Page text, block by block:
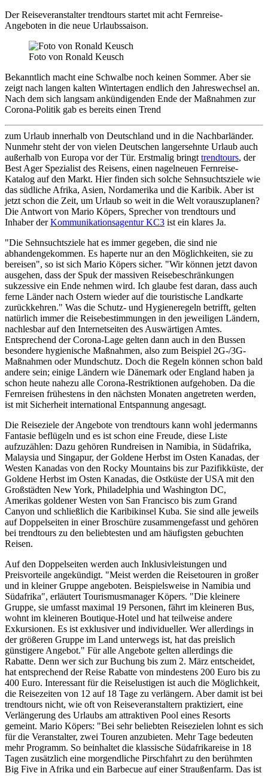
Der Reiseveranstalter trendtours startet mit acht Fernreise-
Angeboten in die neue Urlaubssaison.
Foto von Ronald Keusch
Bekanntlich macht eine Schwalbe noch keinen Sommer. Aber sie
zeigt nach langen kalten Wintertagen endlich den Jahreswechsel an.
Nach dem sich langsam ankündigenden Ende der Maßnahmen zur
Corona-Politik gab es bereits einen Trend
zum Urlaub innerhalb von Deutschland und in die Nachbarländer.
Nunmehr steht der von vielen Deutschen langersehnte Urlaub auch
außerhalb von Europa vor der Tür. Erstmalig bringt trendtours, der
Best Ager Spezialist des Reisens, einen nagelneuen Fernreise-
Katalog auf den Markt. Hier finden sich solche Sehnsuchtsziele wie
das südliche Afrika, Asien, Nordamerika und die Karibik. Aber ist
jetzt schon die Zeit, um Urlaub so weit in die Welt vorauszuplanen?
Die Antwort von Mario Köpers, Sprecher von trendtours und
Inhaber derKommunikationsagentur KC3 ist ein klares Ja.
"Die Sehnsuchtsziele hat es immer gegeben, die sind nie
abhandengekommen. Es haperte nur an den Möglichkeiten, sie zu
bereisen", so ist sich Mario Köpers sicher. "Wir können jetzt davon
ausgehen, dass der Spuk der massiven Reisebeschränkungen
sukzessive ein Ende nehmen wird. Ich glaube fest daran, dass auch
ferne Länder nach Ostern wieder auf die touristische Landkarte
zurückkehren." Was die Schutz- und Hygieneregeln betrifft, gelten
natürlich immer die Reisebestimmungen in den jeweiligen Ländern,
nachlesbar auf den Internetseiten des Auswärtigen Amtes.
Entsprechend der Corona-Lage gelten dann auch in den Bussen
besondere hygienische Maßnahmen, also zum Beispiel 2G-/3G-
Maßnahmen oder Mundschutz. Doch die Regeln können schon bald
andere sein; einige Ländern wie Dänemark oder England haben ja
schon heute nahezu alle Corona-Restriktionen aufgehoben. Da die
Fernreisen frühestens in den nächsten Monaten angetreten werden,
ist mit Sicherheit international Entspannung angesagt.
Die Reiseziele der Angebote von trendtours kann wohl jedermanns
Fantasie beflügeln und es ist schon eine Freude, diese Liste
aufzuzählen: Dazu gehören Rundreisen in Namibia, in Südafrika,
Malaysia und Singapur, der Goldene Herbst im Osten Kanadas, der
Westen Kanadas von den Rocky Mountains bis zur Pazifikküste, der
Goldene Herbst im Osten Kanadas, die Ostküste der USA mit den
Großstädten New York, Philadelphia und Washington DC,
Amerikas goldener Westen von San Francisco bis zum Grand
Canyon und schließlich die Karibikinsel Kuba. Sie sind alle jeweils
auf Doppelseiten in einer Broschüre zusammengefasst und gehören
bei trendtours zu den beliebtesten und am häufigsten gebuchten
Reisen.
Auf den Doppelseiten werden auch Inklusivleistungen und
Preisvorteile angekündigt. "Meist werden die Reisetouren in großer
und in kleiner Gruppe angeboten. Beispielsweise in Namibia und
Südafrika", erläutert Tourismusmanager Köpers. "Die kleinere
Gruppe, sie umfasst maximal 19 Personen, fährt im kleineren Bus,
wohnt im kleineren Boutique-Hotel und hat teilweise andere
Exkursionen. Es ist exklusiver und individueller. Wer allerdings in
der größeren Gruppe im Land unterwegs ist, hat das preislich
günstigere Angebot." Für alle Angebote gelten allerdings die
Rabatte. Denn wer sich zur Buchung bis zum 2. März entscheidet,
hat entsprechend der Reise Rabatte von mindestens 200 Euro bis zu
400 Euro. Interessant für die Reiselustigen ist auch die Möglichkeit,
die Reisezeiten von 12 auf 18 Tage zu verlängern. Aber damit ist bei
trendtours nicht, wie oft von Reiseveranstaltern praktiziert, eine
Verlängerung des Urlaubs am attraktiven Pool eines Resorts
gemeint. Mario Köpers: "Bei sehr beliebten Reisezielen lohnt es sich
für die Veranstalter, zwei Touren anzubieten. Mehr Tage bedeuten
mehr Programm. So beinhaltet die klassische Südafrikareise in 18
Tagen zusätzlich eine morgendliche Pirschfahrt zu den berühmten
Big Five in Afrika und ein Barbecue auf einer Straußenfarm. Das ist